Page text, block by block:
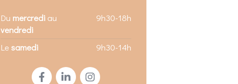
Du mercredi au
vendredi
9h30-18h
Lesamedi 9h30-14h